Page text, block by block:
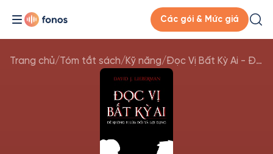
Các gói & Mức giá
Trang chủ/Tóm tắt sách/Kỹ năng/ Đọc Vị Bất Kỳ Ai - Để Không Bị Lừa Dối Và Lợi Dụng